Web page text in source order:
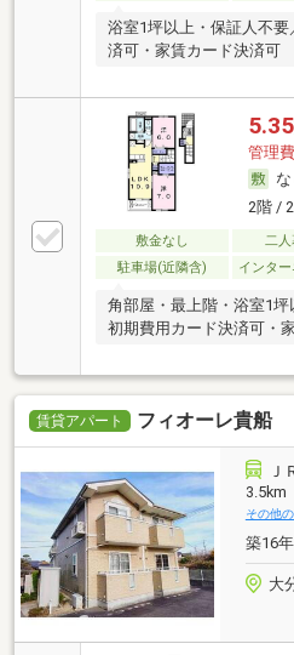
浴室1坪以上・保証人不
済可・家賃カード決済可
5.35
管理
な
2階 /
敷金なし 二人
駐車場(近隣含)
インタ
角部屋・最上階・浴室1坪
初期費用カード決済可・
賃貸アパート フィオーレ貴船
Ｊ
3.5km
その他
築16
大